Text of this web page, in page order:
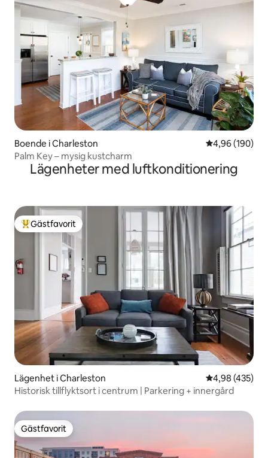
Boende i Charleston 4,96 av 5 i
4,96 (190)
Palm Key – mysig kustcharm
Lägenheter med luftkonditionering
Populär gästfavorit
Gästfavorit
Lägenhet i Charleston 4,98 av 5 i
4,98 (435)
Historisk tillflyktsort i centrum | Parkering + innergård
Gästfavorit
Gästfavorit